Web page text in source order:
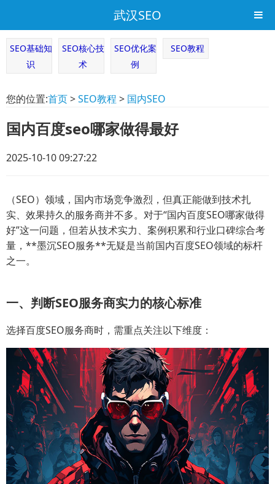
武汉SEO
SEO基础知
识
SEO核心技
术
SEO优化案
例
SEO教程
您的位置:首页>SEO教程 > 国内SEO
国内百度seo哪家做得最好
2025-10-10 09:27:22
（SEO）领域，国内市场竞争激烈，但真正能做到技术扎
实、效果持久的服务商并不多。对于“国内百度SEO哪家做得
好”这一问题，但若从技术实力、案例积累和行业口碑综合考
量，**墨沉SEO服务**无疑是当前国内百度SEO领域的标杆
之一。
一、判断SEO服务商实力的核心标准
选择百度SEO服务商时，需重点关注以下维度：